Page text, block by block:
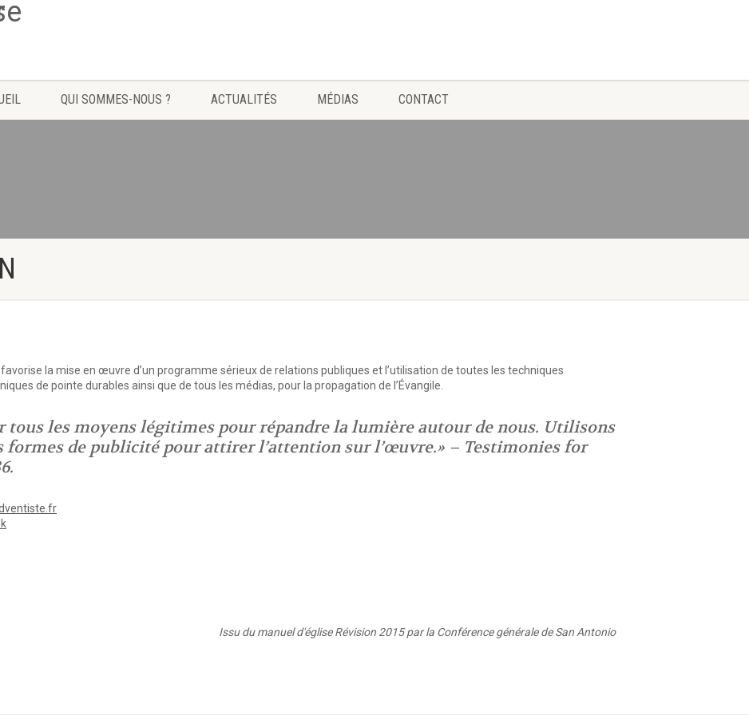
QUI SOMMES-NOUS ? ACTUALITÉS MÉDIAS CONTACT
la mise en œuvre d’un programme sérieux de relations publiques et l’utilisation de toutes les techniques
de pointe durables ainsi que de tous les médias, pour la propagation de l’Évangile.
tous les moyens légitimes pour répandre la lumière autour de nous. Utilisons
formes de publicité pour attirer l’attention sur l’œuvre.» – Testimonies for
Issu du manuel d'égliseRévision 2015 par la Conférence générale de San Antonio